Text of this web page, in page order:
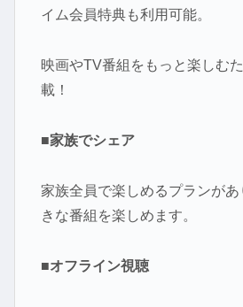
イム会員特典も利用可能。
映画やTV番組をもっと楽しむ
載！
■家族でシェア
家族全員で楽しめるプランが
きな番組を楽しめます。
■オフライン視聴